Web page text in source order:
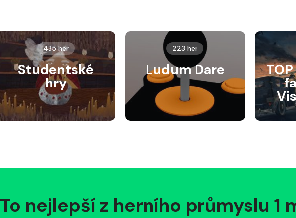
485 her
Studentské
hry
223 her
Ludum Dare
To nejlepší z herního průmyslu 1